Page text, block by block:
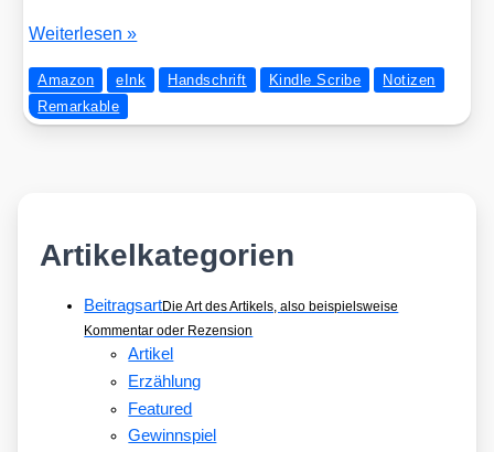
Kurz­
spre­
chung:
Scri­
be
serious­
Wei­ter­le­sen »
Amazon eInk Handschrift Kindle Scribe
Notizen
Remarkable
Artikelkategorien
BeitragsartDie Art des Artikels, also beispielsweise
Kommentar oder Rezension
Artikel
Erzählung
Featured
Gewinnspiel